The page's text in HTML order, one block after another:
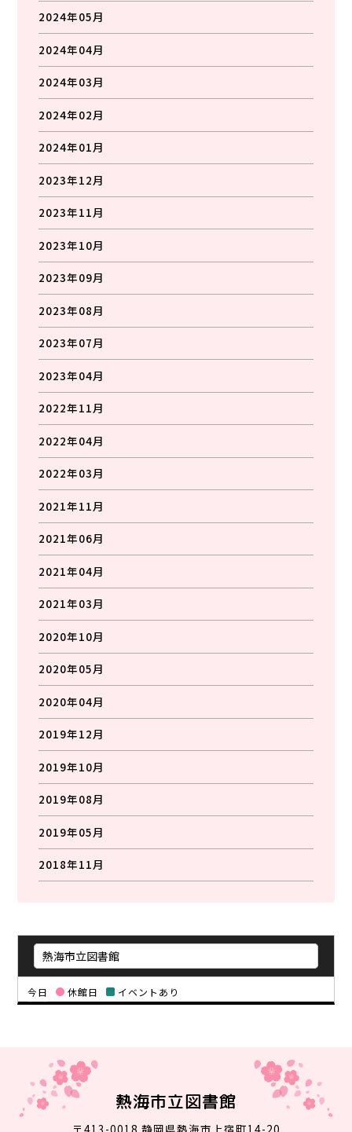
今日 休館日 イベントあり
2024年05月
2024年04月
2024年03月
2024年02月
2024年01月
2023年12月
2023年11月
2023年10月
2023年09月
2023年08月
2023年07月
2023年04月
2022年11月
2022年04月
2022年03月
2021年11月
2021年06月
2021年04月
2021年03月
2020年10月
2020年05月
2020年04月
2019年12月
2019年10月
2019年08月
2019年05月
2018年11月
熱海市立図書館
〒413-0018 静岡県熱海市上宿町14-20